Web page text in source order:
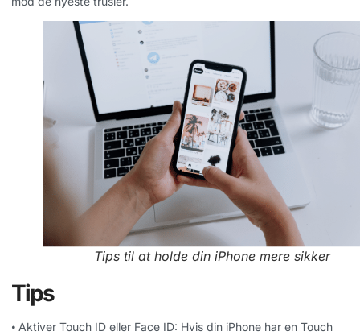
Tips til at holde din iPhone mere sikker
Tips
⦁ Aktiver Touch ID eller Face ID: Hvis din iPhone har en Touch